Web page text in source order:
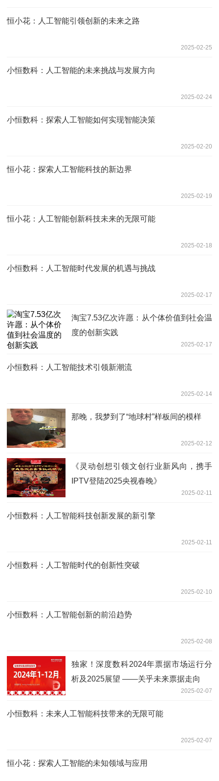
恒小花：人工智能引领创新的未来之路
2025-02-25
小恒数科：人工智能的未来挑战与发展方向
2025-02-24
小恒数科：探索人工智能如何实现智能决策
2025-02-20
恒小花：探索人工智能科技的新边界
2025-02-19
恒小花：人工智能创新科技未来的无限可能
2025-02-18
小恒数科：人工智能时代发展的机遇与挑战
2025-02-17
淘宝7.53亿次许愿：从个体价值到社会温
度的创新实践
2025-02-17
小恒数科：人工智能技术引领新潮流
2025-02-14
那晚，我梦到了“地球村”样板间的模样
2025-02-12
《灵动创想引领文创行业新风向，携手
IPTV登陆2025央视春晚》
2025-02-11
小恒数科：人工智能科技创新发展的新引擎
2025-02-11
小恒数科：人工智能时代的创新性突破
2025-02-10
小恒数科：人工智能创新的前沿趋势
2025-02-08
独家！深度数科2024年票据市场运行分
析及2025展望 ——关乎未来票据走向
2025-02-07
小恒数科：未来人工智能科技带来的无限可能
2025-02-07
恒小花：探索人工智能的未知领域与应用